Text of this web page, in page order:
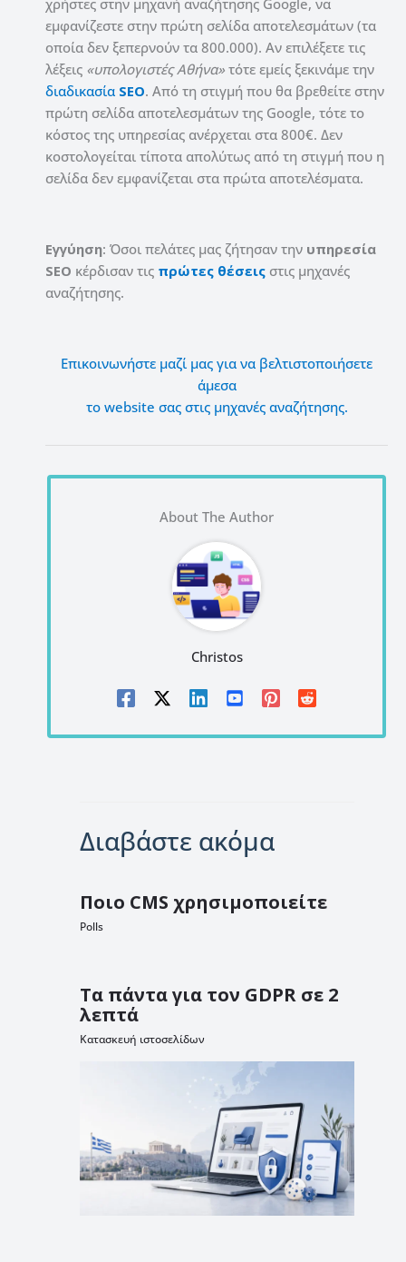
χρήστες στην μηχανή αναζήτησης Google, να
εμφανίζεστε στην πρώτη σελίδα αποτελεσμάτων (τα
οποία δεν ξεπερνούν τα 800.000). Αν επιλέξετε τις
λέξεις «υπολογιστές Αθήνα» τότε εμείς ξεκινάμε την
διαδικασία SEO. Από τη στιγμή που θα βρεθείτε στην
πρώτη σελίδα αποτελεσμάτων της Google, τότε το
κόστος της υπηρεσίας ανέρχεται στα 800€. Δεν
κοστολογείται τίποτα απολύτως από τη στιγμή που η
σελίδα δεν εμφανίζεται στα πρώτα αποτελέσματα.
Εγγύηση: Όσοι πελάτες μας ζήτησαν την υπηρεσία
SEO κέρδισαν τις πρώτες θέσεις στις μηχανές
αναζήτησης.
Επικοινωνήστε μαζί μας για να βελτιστοποιήσετε
άμεσα
το website σας στις μηχανές αναζήτησης.
About The Author
Christos
Διαβάστε ακόμα
Ποιο CMS χρησιμοποιείτε
Polls
Τα πάντα για τον GDPR σε 2
λεπτά
Κατασκευή ιστοσελίδων